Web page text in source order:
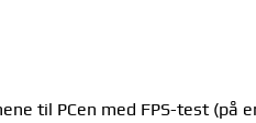
til PCen med FPS-test (på